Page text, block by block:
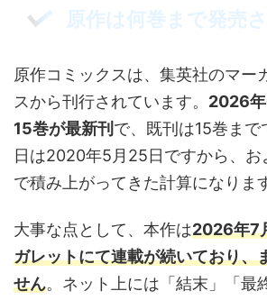
原作は何巻まで発売
原作コミックスは、集英社のマー
スから刊行されています。 2026
15巻が最新刊 で、既刊は15巻まで
日は2020年5月25日ですから、お
で積み上がってきた計算になりま
大事な点として、本作は2026年7
ガレットにて連載が続いており、
せん。ネット上には「結末」「最